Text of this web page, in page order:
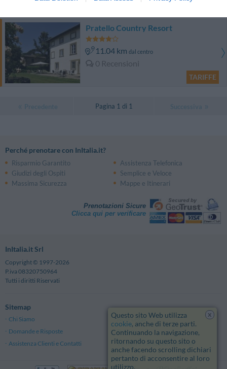
TARIFFE
Pratello Country Resort
11.04 km dal centro
0 Recensioni
TARIFFE
Pagina 1 di 1
Perché prenotare con InItalia.it?
Risparmio Garantito
Assistenza Telefonica
Giudizi degli Ospiti
Semplice e Veloce
Massima Sicurezza
Mappe e Itinerari
Prenotazioni Sicure
Clicca qui per verificare
InItalia.it Srl
Copyright © 1997-2026
P.iva 08320750964
Tutti i diritti Riservati
Sitemap
Chi Siamo
Note Legali
Domande e Risposte
Privacy
Assistenza Clienti e Contatti
Termini e Condizioni generali
x
Questo sito Web utilizza
cookie, anche di terze parti.
Continuando la navigazione,
ritornando su questo sito o
anche facendo scrolling dichiari
pertanto di acconsentire al loro
utilizzo.